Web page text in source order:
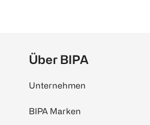
Über BIPA
Unternehmen
BIPA Marken